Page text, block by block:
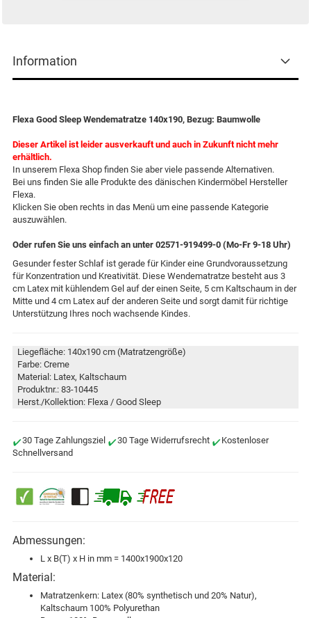
Information
Flexa Good Sleep Wendematratze 140x190, Bezug: Baumwolle
Dieser Artikel ist leider ausverkauft und auch in Zukunft nicht mehr
erhältlich.
In unserem Flexa Shop finden Sie aber viele passende Alternativen.
Bei uns finden Sie alle Produkte des dänischen Kindermöbel Hersteller
Flexa.
Klicken Sie oben rechts in das Menü um eine passende Kategorie
auszuwählen.
Oder rufen Sie uns einfach an unter 02571-919499-0 (Mo-Fr 9-18 Uhr)
Gesunder fester Schlaf ist gerade für Kinder eine Grundvoraussetzung
für Konzentration und Kreativität. Diese Wendematratze besteht aus 3
cm Latex mit kühlendem Gel auf der einen Seite, 5 cm Kaltschaum in der
Mitte und 4 cm Latex auf der anderen Seite und sorgt damit für richtige
Unterstützung Ihres noch wachsende Kindes.
Liegefläche: 140x190 cm (Matratzengröße)
Farbe: Creme
Material: Latex, Kaltschaum
Produktnr.: 83-10445
Herst./Kollektion: Flexa / Good Sleep
30 Tage Zahlungsziel 30 Tage Widerrufsrecht
Kostenloser
Schnellversand
Abmessungen:
L x B(T) x H in mm = 1400x1900x120
Material:
Matratzenkern: Latex (80% synthetisch und 20% Natur),
Kaltschaum 100% Polyurethan